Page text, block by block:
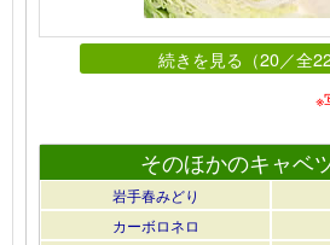
続きを見る（20／全22
※
そのほかのキャベ
岩手春みどり
カーボロネロ